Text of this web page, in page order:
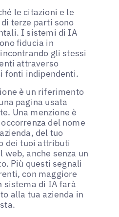
le citazioni e le
terze parti sono
I sistemi di IA
fiducia in
gli stessi
attraverso
fonti indipendenti.
è un riferimento
pagina usata
Una menzione è
del nome
del tuo
dei tuoi attributi
web, anche senza un
Più questi segnali
con maggiore
sistema di IA farà
alla tua azienda in